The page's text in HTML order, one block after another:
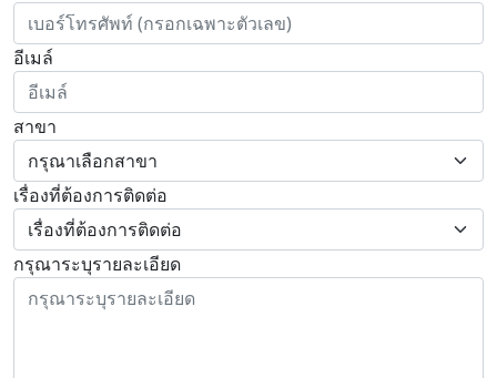
อีเมล์
สาขา
เรื่องที่ต้องการติดต่อ
กรุณาระบุรายละเอียด